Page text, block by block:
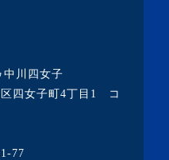
川四女子
四女子町4丁目1 コ
77